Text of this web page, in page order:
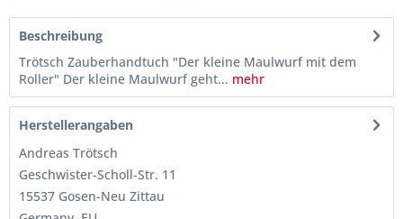
Beschreibung
Trötsch Zauberhandtuch "Der kleine Maulwurf mit dem
Roller" Der kleine Maulwurf geht... mehr
Herstellerangaben
Andreas Trötsch
Geschwister-Scholl-Str. 11
15537 Gosen-Neu Zittau